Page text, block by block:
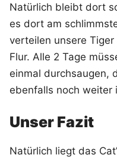
Natürlich bleibt dort
es dort am
verteilen unsere
Flur. Alle 2 Tage
einmal durchsaugen,
ebenfalls noch weiter
Unser Fazit
Natürlich liegt das